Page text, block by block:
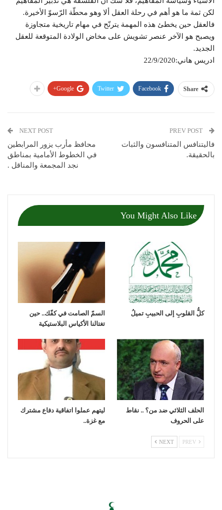
لكن ثمة ما هو أهم في رحلة العقل ألا وهو محطّة الرّسوّ الأخيرة.
فالعقل حين يخطئ هذه المهمة يترنّح في مهام تاريخية متجاوزة
ويصبح هو الآخر عنصر تشويش على مخاض الولادة المتوقعة للعقل
الجديد.
ادريس هاني:22/9/2020
Share
Facebook
Twitter
Google+
فاليتنافس المتنافسون والثبات
بالحقيقة.
NEXT POST
محافظ مأرب يزور المرابطين
في الخطوط الأمامية بمناطق
نجد المجمعة والمناقل .
You Might Also Like
كلُّ القلوبِ إلى الحبيبِ تميلُ
السمّ الصامت في كفّك.. حين
تغتالنا الأكياس البلاستيكية
الحلف الثلاثي ضد من؟ .. نقاط
على الحروف
ليتهم عملوا اتفاقية دفاع مشترك
مع غزة..
NEXT